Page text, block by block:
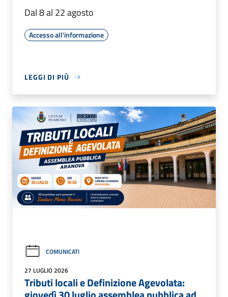
Dal 8 al 22 agosto
Accesso all'informazione
LEGGI DI PIÙ
COMUNICATI
27 LUGLIO 2026
Tributi locali e Definizione Agevolata: